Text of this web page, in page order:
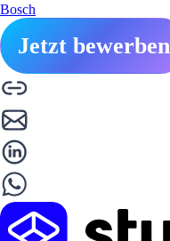
Bosch
Jetzt bewerben